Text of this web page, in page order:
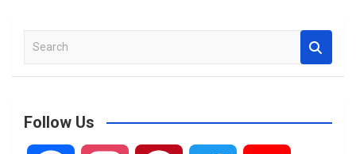
a
c
Follow Us